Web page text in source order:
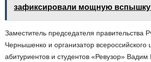
зафиксировали мощную вспышку
Заместитель председателя правительства
Чернышенко и организатор всероссийского
абитуриентов и студентов «Ревузор» Вадим